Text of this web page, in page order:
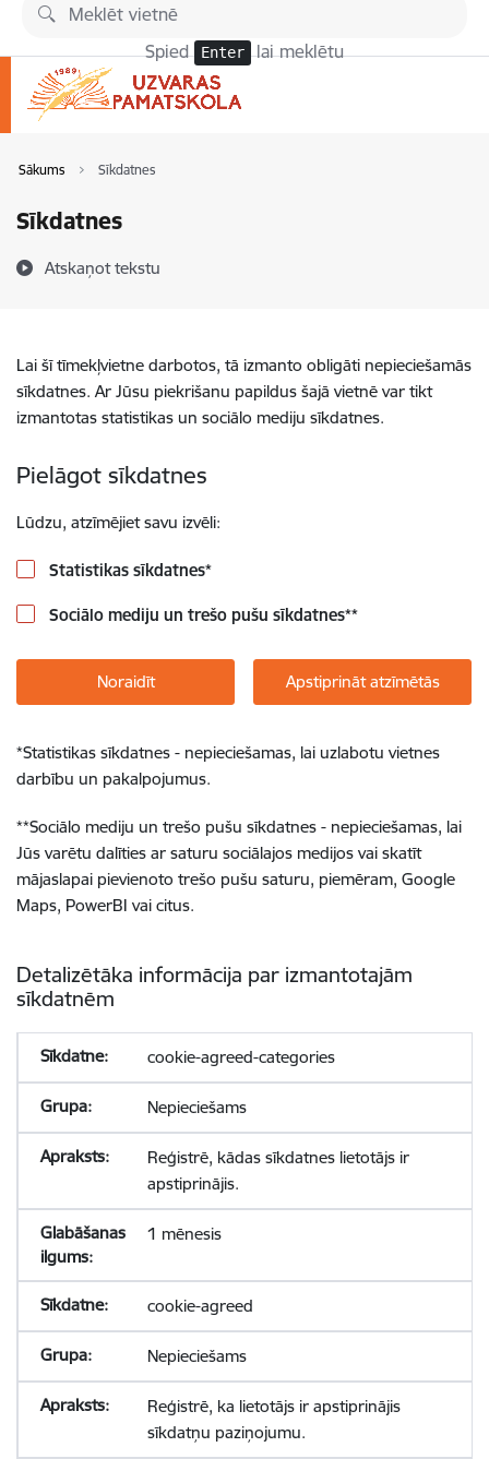
Pāriet uz lapas saturu
Spied Enter lai meklētu
Sākums Sīkdatnes
Sīkdatnes
Atskaņot tekstu
Lai šī tīmekļvietne darbotos, tā izmanto obligāti nepieciešamās
sīkdatnes. Ar Jūsu piekrišanu papildus šajā vietnē var tikt
izmantotas statistikas un sociālo mediju sīkdatnes.
Pielāgot sīkdatnes
Lūdzu, atzīmējiet savu izvēli:
Statistikas sīkdatnes*
Sociālo mediju un trešo pušu sīkdatnes**
Noraidīt Apstiprināt atzīmētās
*Statistikas sīkdatnes - nepieciešamas, lai uzlabotu vietnes
darbību un pakalpojumus.
**Sociālo mediju un trešo pušu sīkdatnes - nepieciešamas, lai
Jūs varētu dalīties ar saturu sociālajos medijos vai skatīt
mājaslapai pievienoto trešo pušu saturu, piemēram, Google
Maps, PowerBI vai citus.
Detalizētāka informācija par izmantotajām
sīkdatnēm
cookie-agreed-categories
Nepieciešams
Reģistrē, kādas sīkdatnes lietotājs ir
apstiprinājis.
1 mēnesis
cookie-agreed
Nepieciešams
Reģistrē, ka lietotājs ir apstiprinājis
sīkdatņu paziņojumu.